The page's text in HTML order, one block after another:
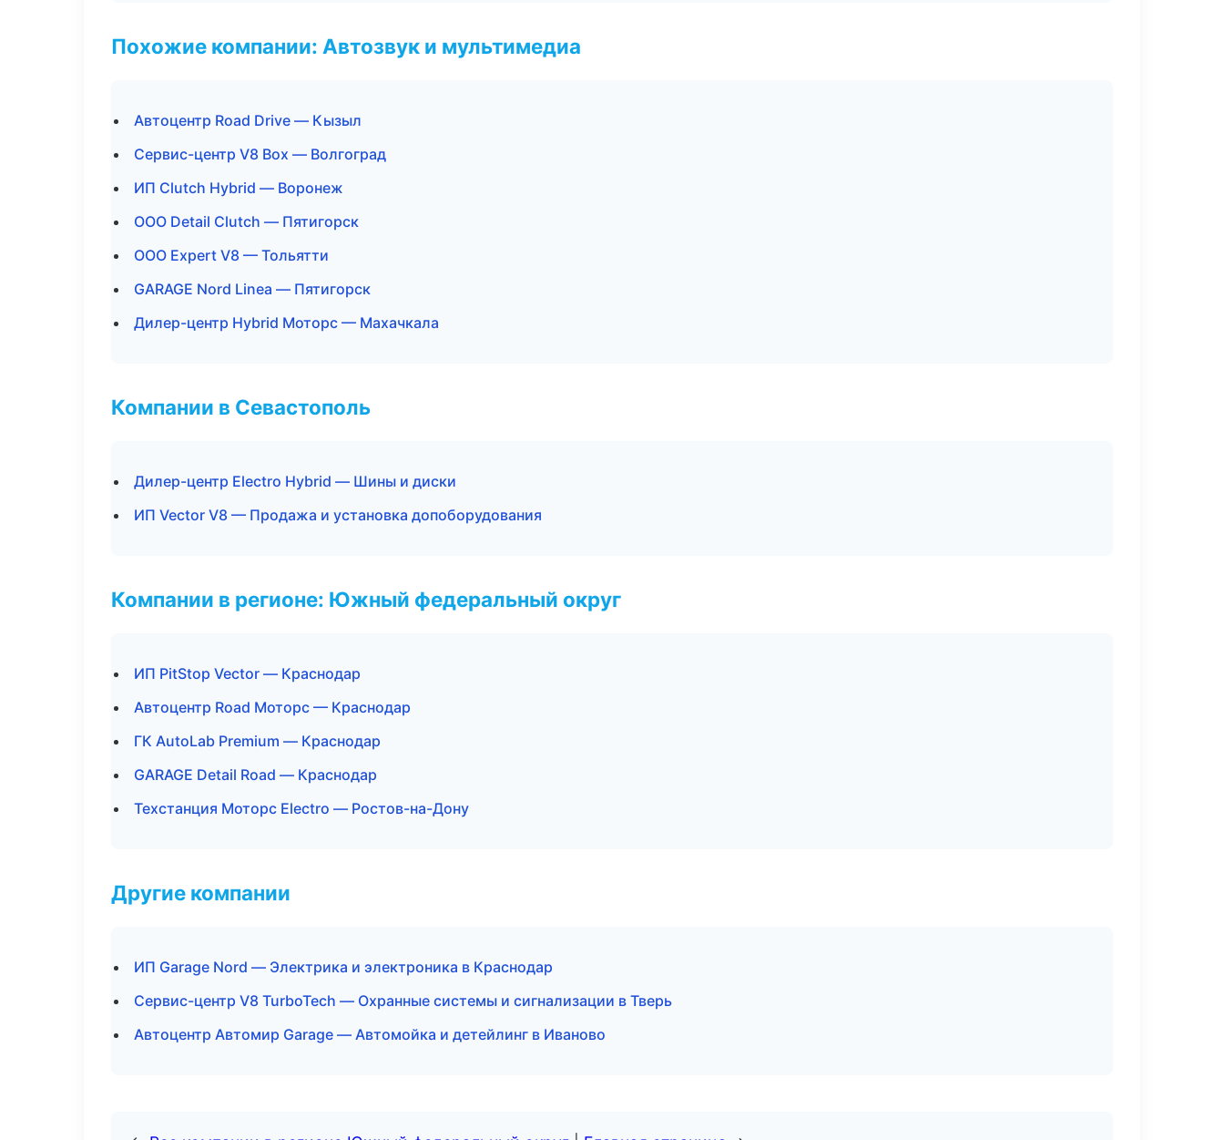
Похожие компании: Автозвук и мультимедиа
Автоцентр Road Drive — Кызыл
Сервис-центр V8 Box — Волгоград
ИП Clutch Hybrid — Воронеж
ООО Detail Clutch — Пятигорск
ООО Expert V8 — Тольятти
GARAGE Nord Linea — Пятигорск
Дилер-центр Hybrid Моторс — Махачкала
Компании в Севастополь
Дилер-центр Electro Hybrid — Шины и диски
ИП Vector V8 — Продажа и установка допоборудования
Компании в регионе: Южный федеральный округ
ИП PitStop Vector — Краснодар
Автоцентр Road Моторс — Краснодар
ГК AutoLab Premium — Краснодар
GARAGE Detail Road — Краснодар
Техстанция Моторс Electro — Ростов-на-Дону
Другие компании
ИП Garage Nord — Электрика и электроника в Краснодар
Сервис-центр V8 TurboTech — Охранные системы и сигнализации в Тверь
Автоцентр Автомир Garage — Автомойка и детейлинг в Иваново